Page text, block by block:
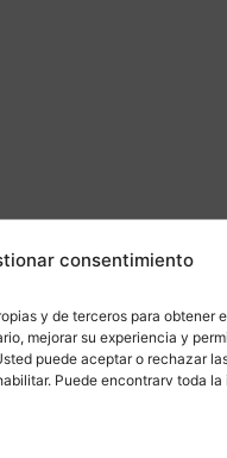
consentimiento
y de terceros para obtener
mejorar su experiencia y
puede aceptar o rechazar
Puede encontrarv toda la